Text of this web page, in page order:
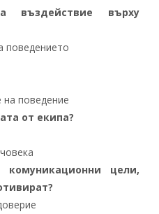
въздействие върху
поведението
на поведение
от екипа?
цели,